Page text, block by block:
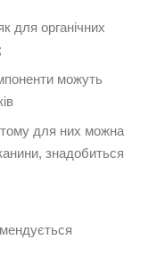
для органічних
можуть
тому для них можна
знадобиться